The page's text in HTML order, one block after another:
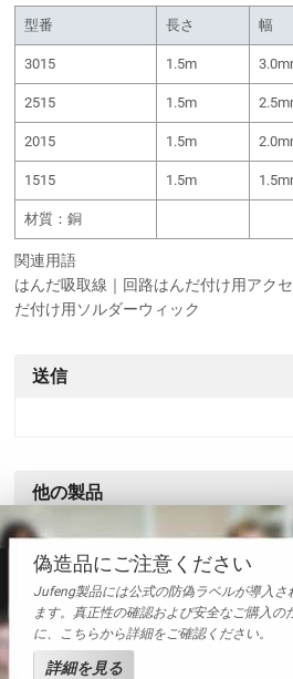
型番 長さ 幅
3015 1.5m
2515 1.5m
2015 1.5m
1515 1.5m
材質：銅
関連用語
はんだ吸取線｜回路はんだ付け用アク
だ付け用ソルダーウィック
送信
他の製品
偽造品にご注意ください
Jufeng製品には公式の防偽ラベルが導入さ
ます。真正性の確認および安全なご購入の
に、こちらから詳細をご確認ください。
詳細を見る